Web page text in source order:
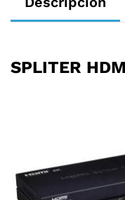
SPLITER